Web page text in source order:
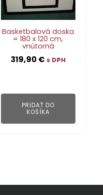
Basketbalová doska
= 180 x 120 cm,
vnútorná
319,90 € s DPH
PRIDAŤ DO
KOŠÍKA